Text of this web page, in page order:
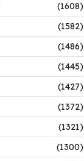
(1608)
(1582)
(1486)
(1445)
(1427)
(1372)
(1321)
(1300)